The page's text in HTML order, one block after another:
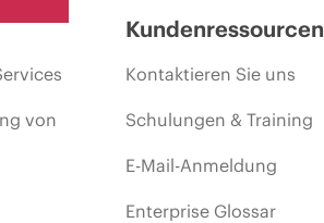
von
Kundenressourcen
Kontaktieren Sie uns
Schulungen & Training
E-Mail-Anmeldung
Enterprise Glossar